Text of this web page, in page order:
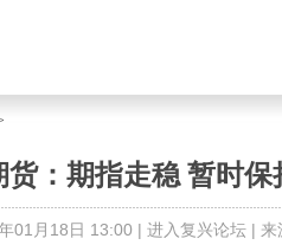
货：期指走稳 暂时保
01月18日 13:00 | 进入复兴论坛| 来